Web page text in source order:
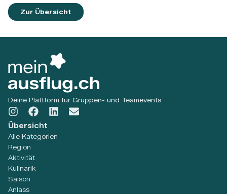
Zur Übersicht
Deine Plattform für Gruppen- und Teamevents
Übersicht
Alle Kategorien
Region
Aktivität
Kulinarik
Saison
Anlass